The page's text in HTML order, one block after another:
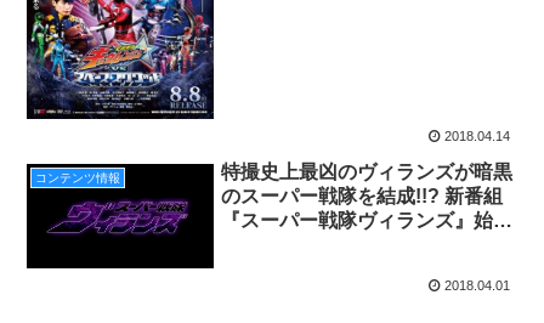
2018.04.14
コンテンツ情報
特撮史上最凶のヴィランズが暗黒
のスーパー戦隊を結成!!? 新番組
『スーパー戦隊ヴィランズ』始
2018.04.01